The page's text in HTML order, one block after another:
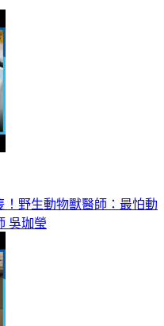
野生動物獸醫師：最怕動
吳珈瑩